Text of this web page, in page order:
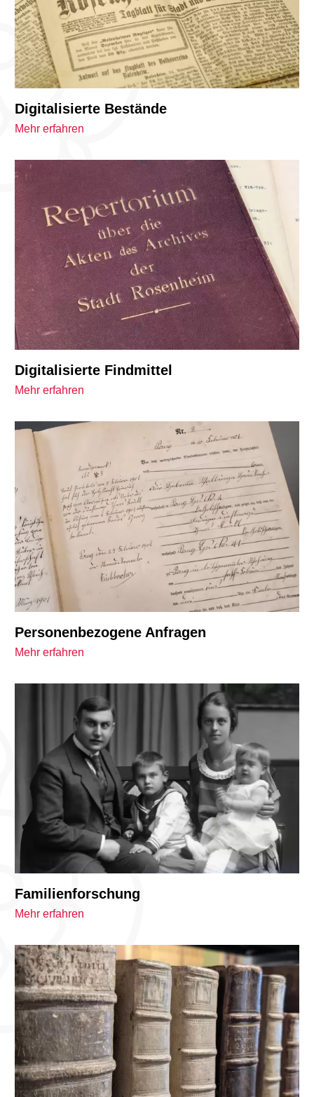
Digitalisierte Bestände
Mehr erfahren
Digitalisierte Findmittel
Mehr erfahren
Personenbezogene Anfragen
Mehr erfahren
Familienforschung
Mehr erfahren